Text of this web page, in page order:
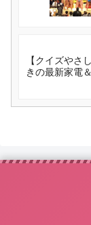
【クイズやさ
きの最新家電